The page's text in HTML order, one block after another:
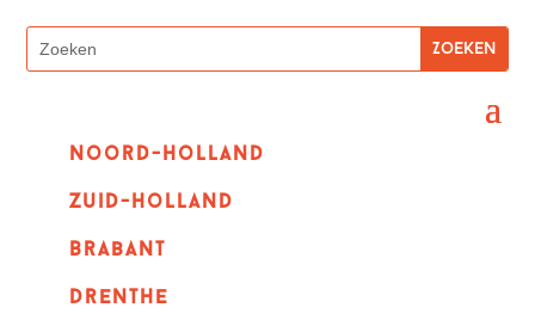
Noord-holland
zuid-holland
Brabant
Drenthe